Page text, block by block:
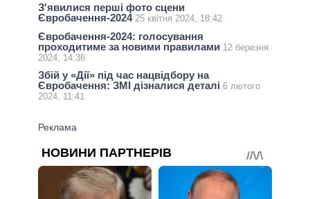
З'явилися перші фото сцени
Євробачення-2024 25 квітня 2024, 18:42
Євробачення-2024: голосування
проходитиме за новими правилами 12 березня
2024, 14:36
Збій у «Дії» під час нацвідбору на
Євробачення: ЗМІ дізналися деталі 6 лютого
2024, 11:41